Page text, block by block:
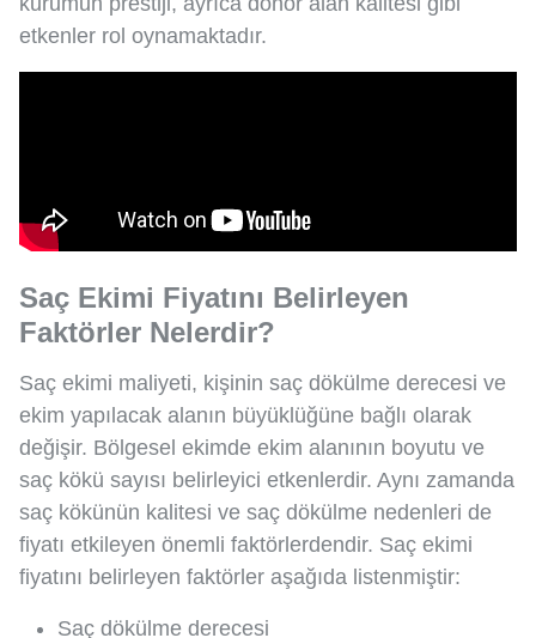
etkenler rol oynamaktadır.
Saç Ekimi Fiyatını Belirleyen
Faktörler Nelerdir?
Saç ekimi maliyeti, kişinin saç dökülme derecesi ve
ekim yapılacak alanın büyüklüğüne bağlı olarak
değişir. Bölgesel ekimde ekim alanının boyutu ve
saç kökü sayısı belirleyici etkenlerdir. Aynı zamanda
saç kökünün kalitesi ve saç dökülme nedenleri de
fiyatı etkileyen önemli faktörlerdendir. Saç ekimi
fiyatını belirleyen faktörler aşağıda listenmiştir:
Saç dökülme derecesi